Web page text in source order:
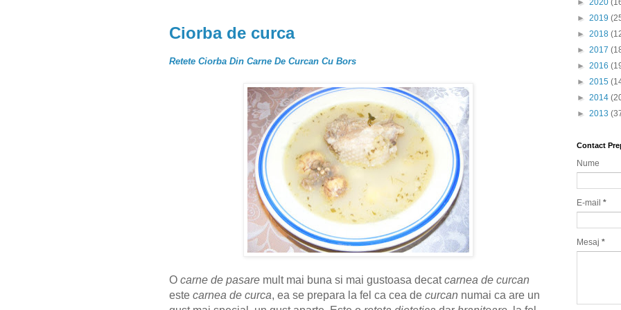
Ciorba de curca
Retete Ciorba Din Carne De Curcan Cu Bors
O carne de pasare mult mai buna si mai gustoasa decatcarnea de curcan
este carnea de curca, ea se prepara la fel ca cea de curcan numai ca are un
► 2020
► 2019
► 2018
► 2017
► 2016
► 2015
► 2014
► 2013
Contact
Nume
E-mail *
Mesaj *